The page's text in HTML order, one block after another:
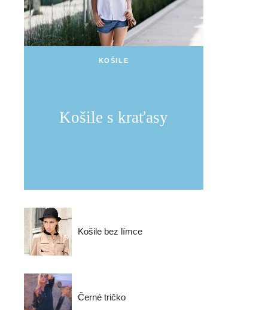
KOŠILE
Košile s kraťasy
Košile bez límce
Černé tričko